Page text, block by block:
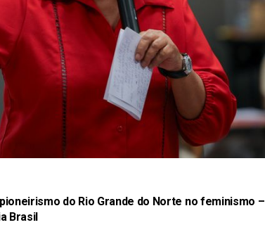
do Rio Grande do Norte no feminismo –
Brasil